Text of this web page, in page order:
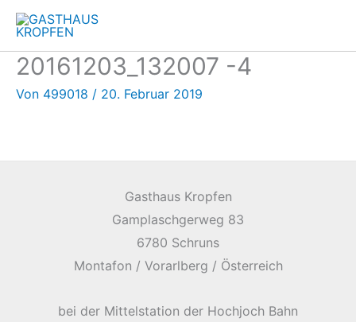
Zum
Inhalt
springen
20161203_132007 -4
Von 499018 / 20. Februar 2019
Gasthaus Kropfen
Gamplaschgerweg 83
6780 Schruns
Montafon / Vorarlberg / Österreich
bei der Mittelstation der Hochjoch Bahn